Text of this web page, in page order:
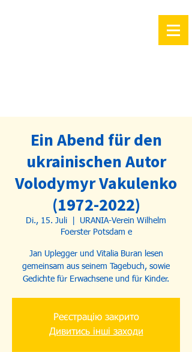
Ein Abend für den
ukrainischen Autor
Volodymyr Vakulenko
(1972-2022)
Di., 15. Juli
URANIA-Verein Wilhelm
Foerster Potsdam e
Jan Uplegger und Vitalia Buran lesen
gemeinsam aus seinem Tagebuch, sowie
Gedichte für Erwachsene und für Kinder.
Реєстрацію закрито
Дивитись інші заходи